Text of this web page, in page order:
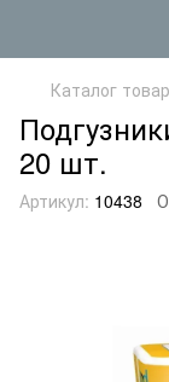
Каталог
20 шт.
Артикул: 10438